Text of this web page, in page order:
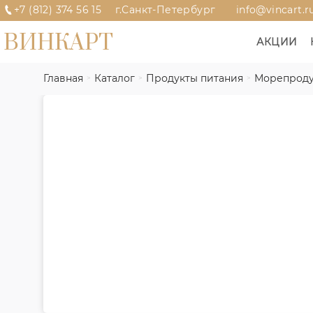
+7 (812) 374 56 15 г.Санкт-Петербург
ВИНКАРТ АКЦИИ
Главная Каталог Продукты питания